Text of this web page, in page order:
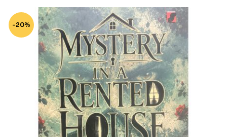
-20%